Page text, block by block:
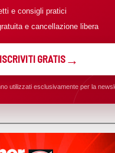
e consigli pratici
e cancellazione libera
ISCRIVITI GRATIS
utilizzati esclusivamente per la